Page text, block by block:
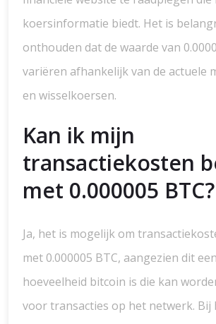
koersinformatie biedt. Het is
onthouden dat de waarde van
variëren afhankelijk van de actuele
en wisselkoersen.
Kan ik mijn
transactiekosten
met 0.000005 BTC?
Ja, het is mogelijk om
met 0.000005 BTC, aangezien dit
hoeveelheid bitcoin is die kan
voor transacties op het netwerk. Bij